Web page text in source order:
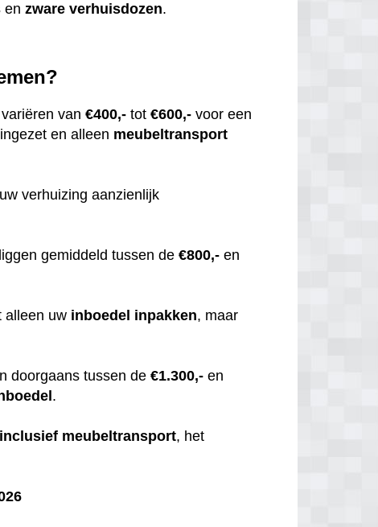
enzware verhuisdozen.
variëren van€400,- tot€600,- voor een
en alleen meubeltransport
verhuizing aanzienlijk
liggen gemiddeld tussen de€800,- en
alleen uw inboedel inpakken, maar
doorgaans tussen de€1.300,- en
.
inclusief meubeltransport, het